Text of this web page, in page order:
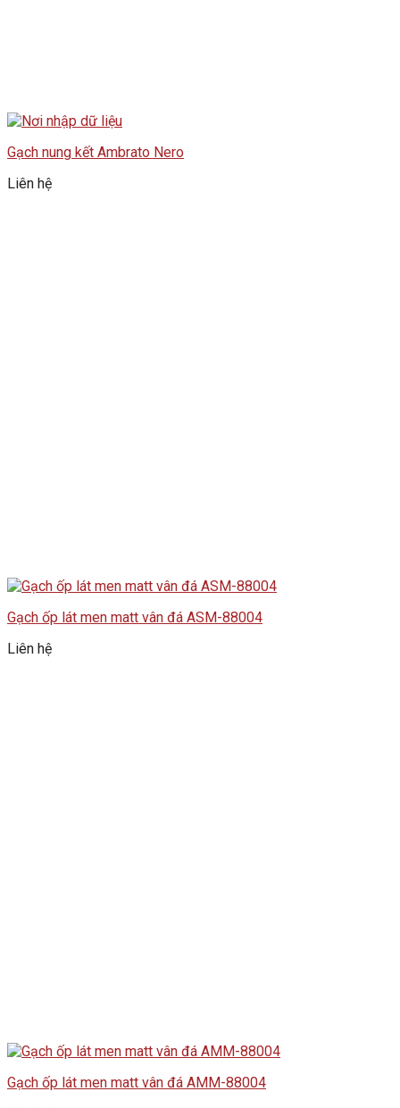
Gạch nung kết Ambrato Nero
Liên hệ
Gạch ốp lát men matt vân đá ASM-88004
Liên hệ
Gạch ốp lát men matt vân đá AMM-88004